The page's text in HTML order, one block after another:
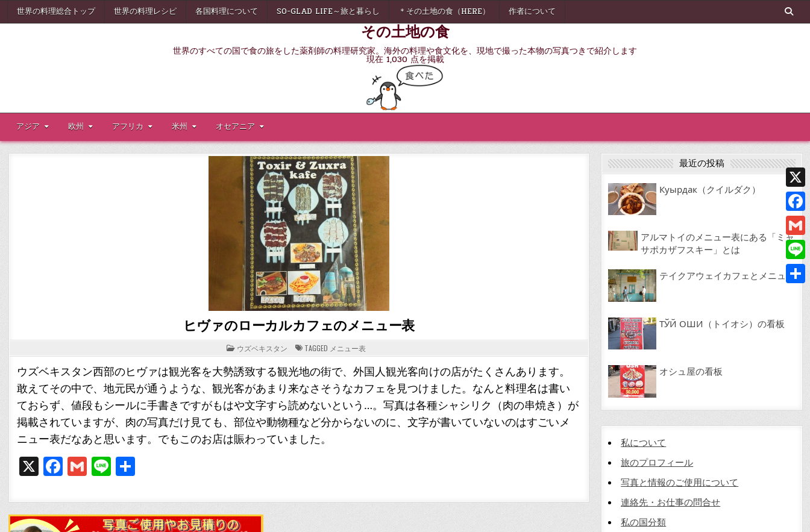
世界の料理総合トップ 世界の料理レシピ 各国料理について SO-GLAD LIFE～旅と暮らし ＊その土地の食（HERE） 作者について
その土地の食
世界のすべての国で食の旅をした薬剤師の料理研究家。海外の料理や食文化を、現地で撮った本物の写真つきで紹介します
現在 1,030 点を掲載
アジア 欧州 アフリカ 米州 オセアニア
ヒヴァのローカルカフェのメニュー表
POSTED
IN
ウズベキスタン TAGGED メニュー表
ウズベキスタン西部のヒヴァは観光客を大勢誘致する観光地の街で、外国人観光客向けの店がたくさんあります。
敢えてその中で、地元民が通うような、観光客があまり来なさそうなカフェを見つけました。なんと料理名は書い
ておらず、値段もシールに手書きですがもはや文字すら読めないという…。写真は各種シャシリク（肉の串焼き）が
掲載されていますが、肉の写真だけ見ても、部位や動物種など分からないのに、文字が書いていないのはすごいメ
ニュー表だなあと思います。でもこのお店は賑わっていました。
X F
c
e
G
ai
l
Li
e
最近の投稿
Куырдак（クイルダク）
アルマトイのメニュー表にある「ミャ
サポカザフスキー」とは
テイクアウェイカフェとメニュー
ТЎЙ ОШИ（トイオシ）の看板
オシュ屋の看板
私について
旅のプロフィール
写真と情報のご使用について
連絡先・お仕事の問合せ
私の国分類
X
Gmail
Line